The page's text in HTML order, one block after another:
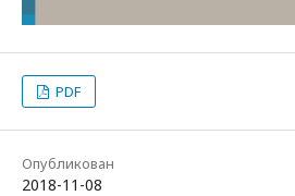
PDF
Опубликован
2018-11-08